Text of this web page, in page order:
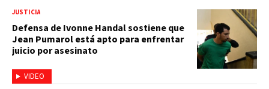
VIDEO
JUSTICIA
Defensa de Ivonne Handal sostiene que
Jean Pumarol está apto para enfrentar
juicio por asesinato